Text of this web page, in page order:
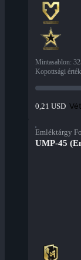
Mintasablon:
Kopottsági érték
0,21 USD
Emléktárgy
UMP-45